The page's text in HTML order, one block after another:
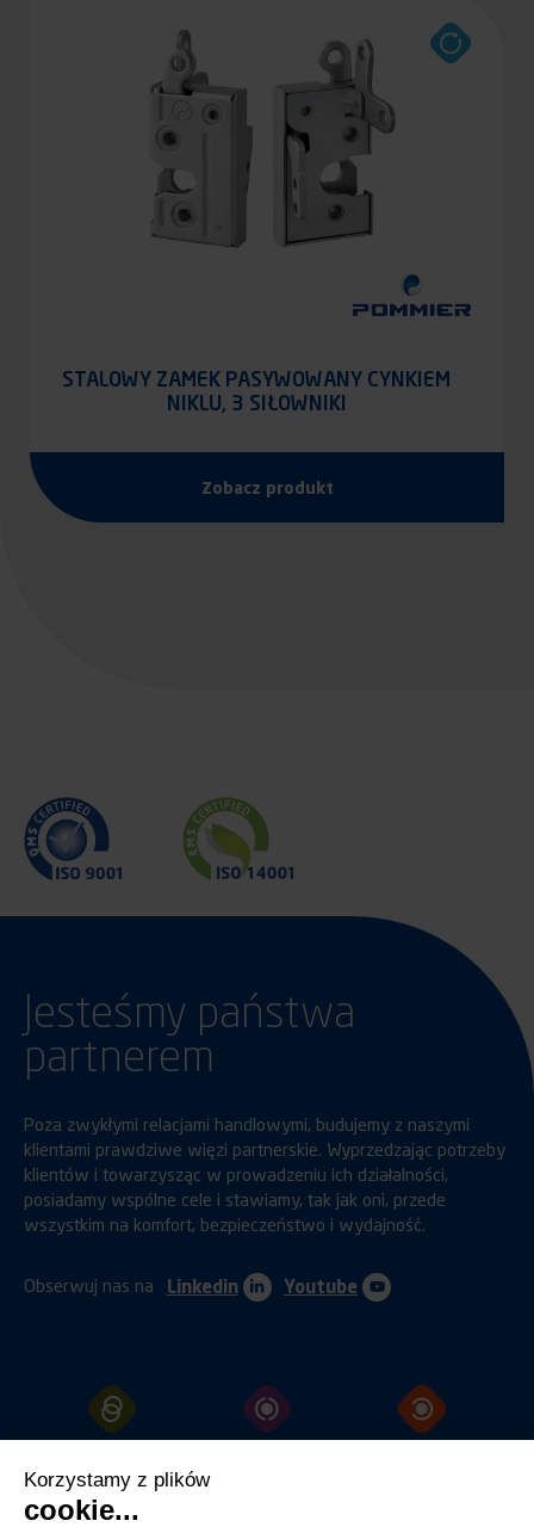
Korzystamy z plików
cookie...
STALOWY ZAMEK PASYWOWANY CYNKIEM
NIKLU, 3 SIŁOWNIKI
Zobacz produkt
Jesteśmy państwa
partnerem
Poza zwykłymi relacjami handlowymi, budujemy z naszymi
klientami prawdziwe więzi partnerskie. Wyprzedzając potrzeby
klientów i towarzysząc w prowadzeniu ich działalności,
posiadamy wspólne cele i stawiamy, tak jak oni, przede
wszystkim na komfort, bezpieczeństwo i wydajność.
Obserwuj nas na Linkedin Youtube